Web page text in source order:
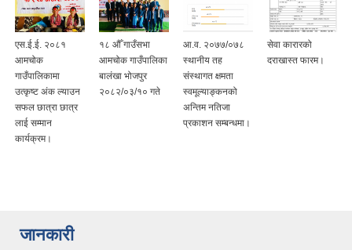
एस.ई.ई. २०८१
आमचोक
गाउँपालिकामा
उत्कृष्ट अंक ल्याउन
सफल छात्रा छात्र
लाई सम्मान
कार्यक्रम।
१८ औँ गाउँसभा
आमचोक गाउँपालिका
बालंखा भोजपुर
२०८२/०३/१० गते
आ.व. २०७७/०७८
स्थानीय तह
संस्थागत क्षमता
स्वमूल्याङ्कनको
अन्तिम नतिजा
प्रकाशन सम्बन्धमा।
सेवा कारारको
दराखास्त फारम।
जानकारी